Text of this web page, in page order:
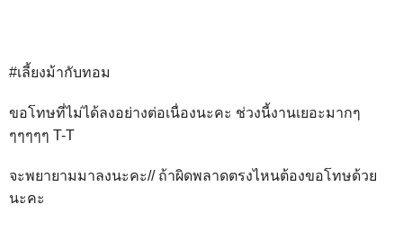
#เลี้ยงม้ากับทอม
ขอโทษที่ไม่ได้ลงอย่างต่อเนื่องนะคะ ช่วงนี้งานเยอะมากๆ
ๆๆๆๆๆ T-T
จะพยายามมาลงนะคะ// ถ้าผิดพลาดตรงไหนต้องขอโทษด้วย
นะคะ